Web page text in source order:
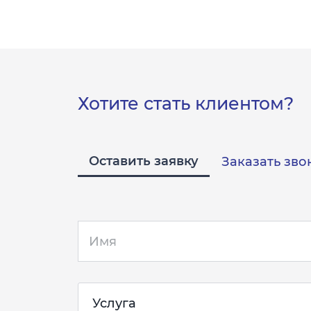
Хотите стать клиентом?
Оставить заявку Заказать